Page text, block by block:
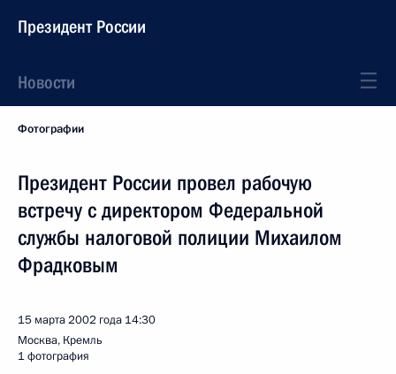
Президент России
Новости
Фотографии
Президент России провел рабочую
встречу с директором Федеральной
службы налоговой полиции Михаилом
Фрадковым
15 марта 2002 года 14:30
Москва, Кремль
1 фотография